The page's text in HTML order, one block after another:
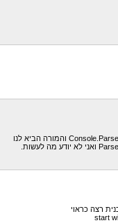
אניהתחלתי לילמוד מחשבים בבית הספר ובתוכנה של בית הספר יש את הConsole.Parse והמורה הביא לנו